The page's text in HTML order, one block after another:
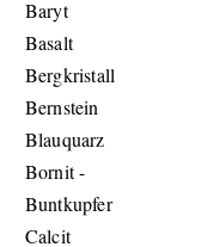
Baryt
Basalt
Bergkristall
Bernstein
Blauquarz
Bornit -
Buntkupfer
Calcit